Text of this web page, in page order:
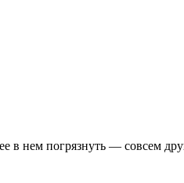
в нем погрязнуть — совсем